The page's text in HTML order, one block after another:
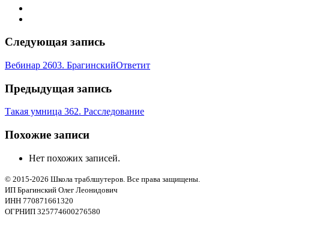
Следующая запись
Вебинар 2603. БрагинскийОтветит
Предыдущая запись
Такая умница 362. Расследование
Похожие записи
Нет похожих записей.
© 2015-2026 Школа траблшутеров. Все права защищены.
ИП Брагинский Олег Леонидович
ИНН 770871661320
ОГРНИП 325774600276580